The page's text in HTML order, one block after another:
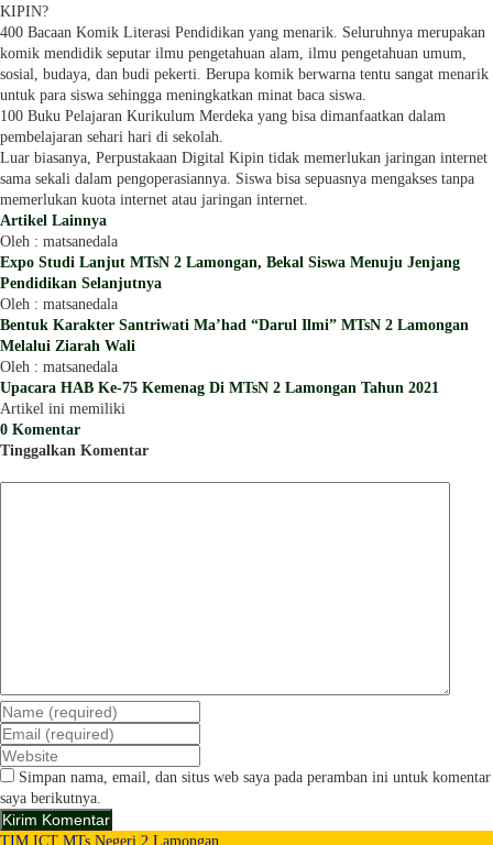
KIPIN?
400 Bacaan Komik Literasi Pendidikan yang menarik. Seluruhnya merupakan
komik mendidik seputar ilmu pengetahuan alam, ilmu pengetahuan umum,
sosial, budaya, dan budi pekerti. Berupa komik berwarna tentu sangat menarik
untuk para siswa sehingga meningkatkan minat baca siswa.
100 Buku Pelajaran Kurikulum Merdeka yang bisa dimanfaatkan dalam
pembelajaran sehari hari di sekolah.
Luar biasanya, Perpustakaan Digital Kipin tidak memerlukan jaringan internet
sama sekali dalam pengoperasiannya. Siswa bisa sepuasnya mengakses tanpa
memerlukan kuota internet atau jaringan internet.
Artikel Lainnya
Oleh : matsanedala
Expo Studi Lanjut MTsN 2 Lamongan, Bekal Siswa Menuju Jenjang
Pendidikan Selanjutnya
Oleh : matsanedala
Bentuk Karakter Santriwati Ma’had “Darul Ilmi” MTsN 2 Lamongan
Melalui Ziarah Wali
Oleh : matsanedala
Upacara HAB Ke-75 Kemenag Di MTsN 2 Lamongan Tahun 2021
Artikel ini memiliki
0 Komentar
Tinggalkan Komentar
Simpan nama, email, dan situs web saya pada peramban ini untuk komentar
saya berikutnya.
TIM ICT MTs Negeri 2 Lamongan